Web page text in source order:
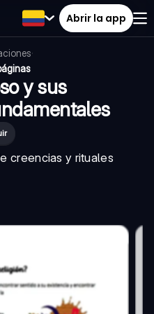
Abrir la app
·
y sus
creencias y rituales